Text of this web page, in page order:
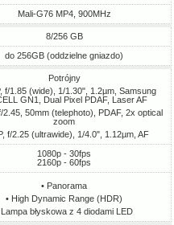
Mali-G76 MP4, 900MHz
8/256 GB
do 256GB (oddzielne gniazdo)
Potrójny
f/1.85 (wide), 1/1.30", 1.2µm, Samsung
GN1, Dual Pixel PDAF, Laser AF
2.45, 50mm (telephoto), PDAF, 2x optical
zoom
f/2.25 (ultrawide), 1/4.0", 1.12µm, AF
1080p - 30fps
2160p - 60fps
• Panorama
• High Dynamic Range (HDR)
Lampa błyskowa z 4 diodami LED